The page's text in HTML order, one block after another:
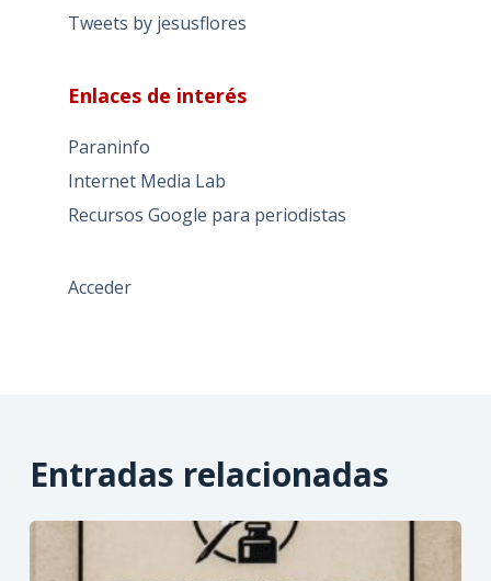
Tweets by jesusflores
Enlaces de interés
Paraninfo
Internet Media Lab
Recursos Google para periodistas
Acceder
Entradas relacionadas